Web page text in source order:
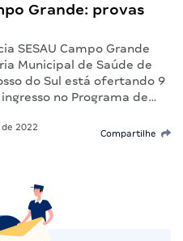
Grande: provas
SESAU Campo Grande
Municipal de Saúde de
do Sul está ofertando 9
no Programa de…
2022
Compartilhe